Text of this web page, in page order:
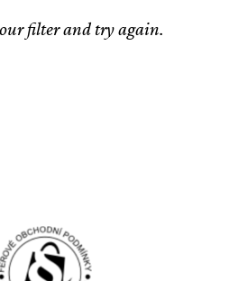
filter and try again.